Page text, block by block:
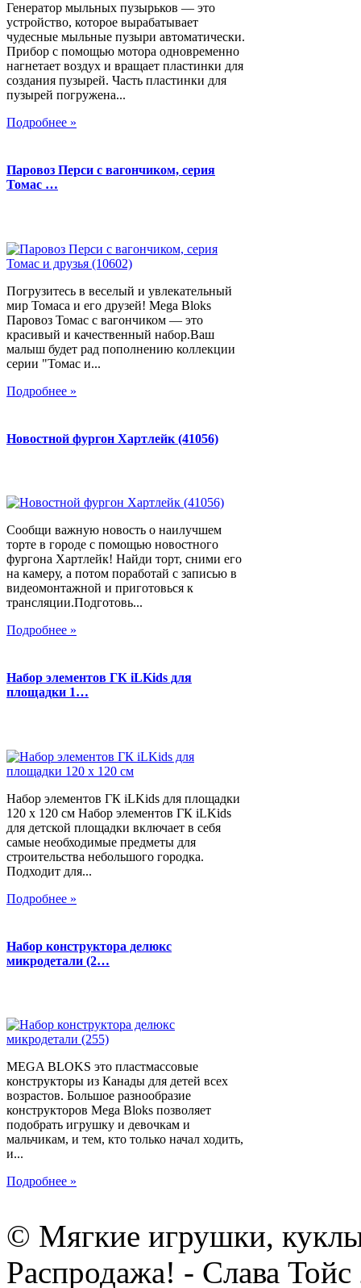
Генератор мыльных пузырьков — это
устройство, которое вырабатывает
чудесные мыльные пузыри автоматически.
Прибор с помощью мотора одновременно
нагнетает воздух и вращает пластинки для
создания пузырей. Часть пластинки для
пузырей погружена...
Подробнее »
Паровоз Перси с вагончиком, серия
Томас …
Погрузитесь в веселый и увлекательный
мир Томаса и его друзей! Mega Bloks
Паровоз Томас с вагончиком — это
красивый и качественный набор.Ваш
малыш будет рад пополнению коллекции
серии "Томас и...
Подробнее »
Новостной фургон Хартлейк (41056)
Сообщи важную новость о наилучшем
торте в городе с помощью новостного
фургона Хартлейк! Найди торт, сними его
на камеру, а потом поработай с записью в
видеомонтажной и приготовься к
трансляции.Подготовь...
Подробнее »
Набор элементов ГК iLKids для
площадки 1…
Набор элементов ГК iLKids для площадки
120 х 120 см Набор элементов ГК iLKids
для детской площадки включает в себя
самые необходимые предметы для
строительства небольшого городка.
Подходит для...
Подробнее »
Набор конструктора делюкс
микродетали (2…
MEGA BLOKS это пластмассовые
конструкторы из Канады для детей всех
возрастов. Большое разнообразие
конструкторов Mega Bloks позволяет
подобрать игрушку и девочкам и
мальчикам, и тем, кто только начал ходить,
и...
Подробнее »
© Мягкие игрушки,
Распродажа! - Слава Тойс